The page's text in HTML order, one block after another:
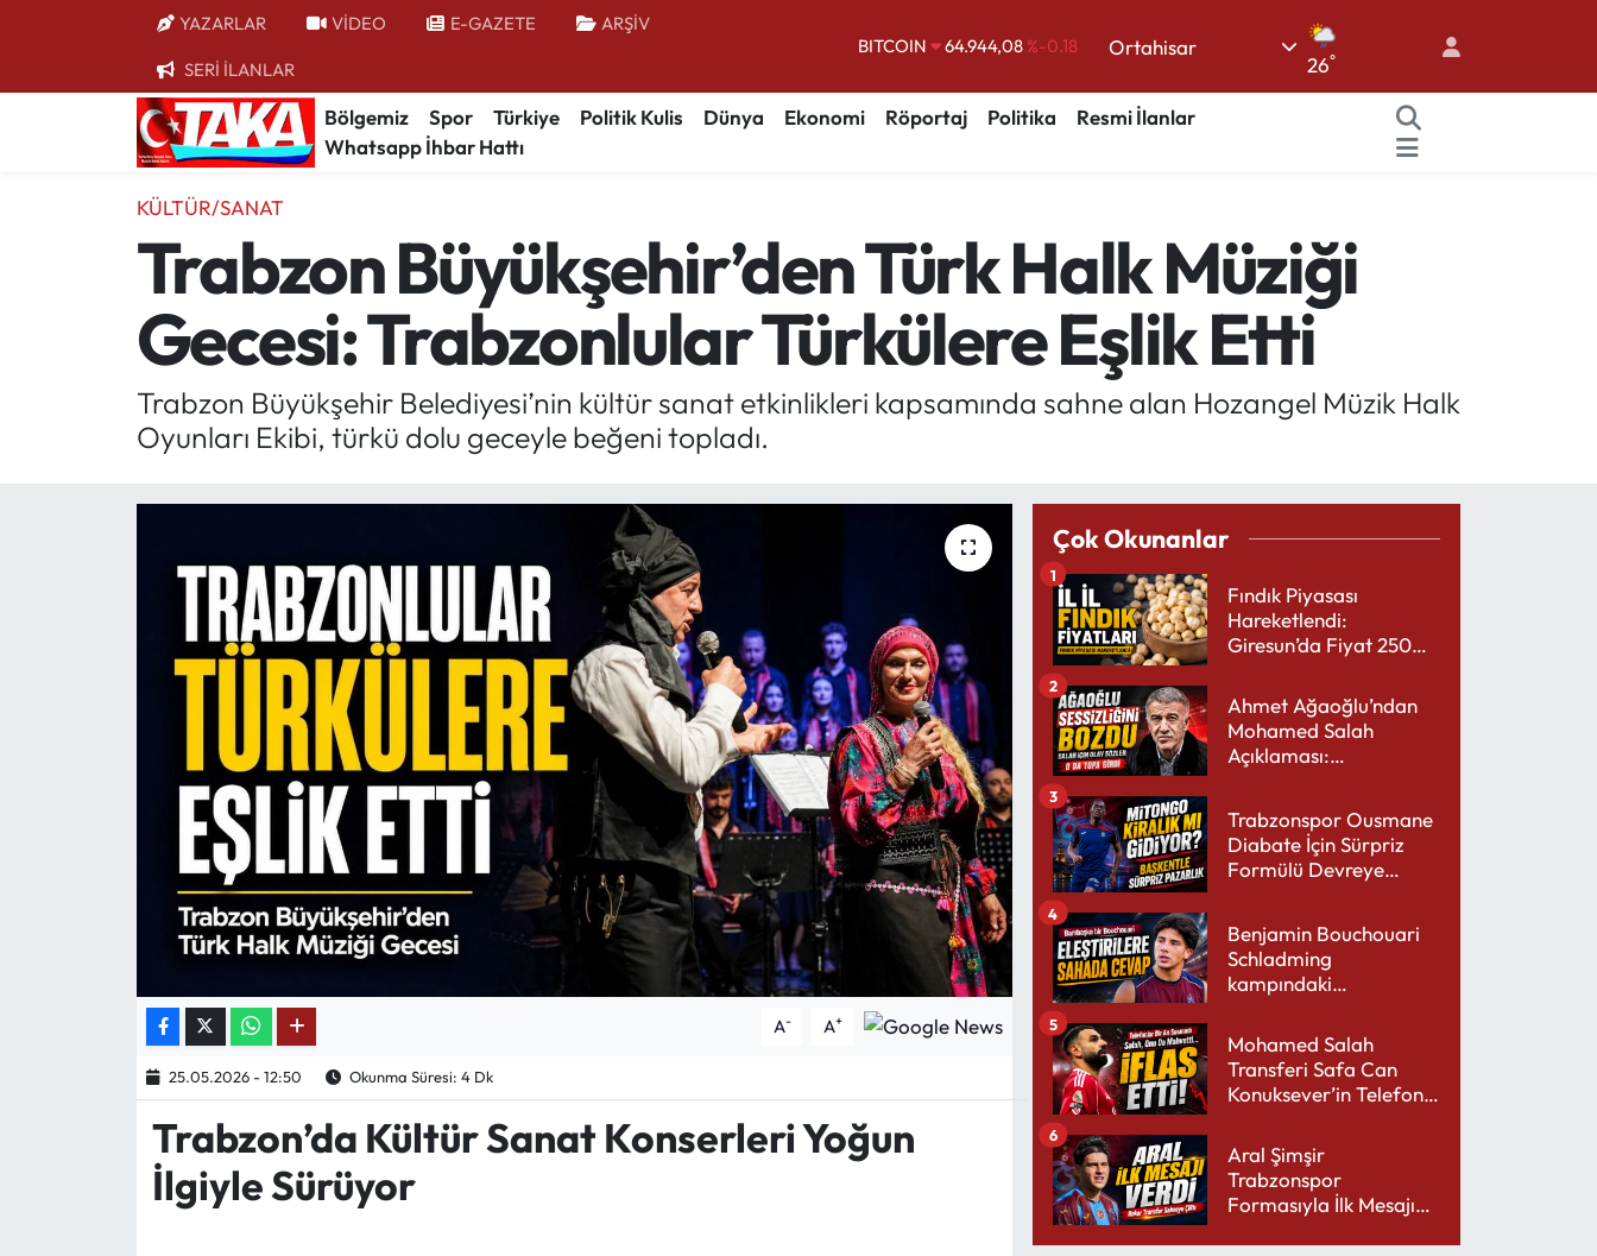
YAZARLAR VİDEO E-GAZETE ARŞİV
SERİ İLANLAR
DOLAR 47,7436%0.18
EURO
55,2510%0.32
STERLİN
64,4811%0.38
BITCOIN
64.944,08 %-0.18
Ortahisar
26°
Bölgemiz Spor Türkiye Politik Kulis Dünya Ekonomi Röportaj Politika
Resmi İlanlar
Whatsapp İhbar Hattı
KÜLTÜR/SANAT
Trabzon Büyükşehir’den Türk Halk Müziği
Gecesi: Trabzonlular Türkülere Eşlik Etti
Trabzon Büyükşehir Belediyesi’nin kültür sanat etkinlikleri kapsamında sahne alan Hozangel Müzik Halk
Oyunları Ekibi, türkü dolu geceyle beğeni topladı.
A- A+
25.05.2026 - 12:50 Okunma Süresi: 4 Dk
Trabzon’da Kültür Sanat Konserleri Yoğun
İlgiyle Sürüyor
Çok Okunanlar
Fındık Piyasası
Hareketlendi:
Giresun’da Fiyat 250
1
Ahmet Ağaoğlu’ndan
Mohamed Salah
Açıklaması:
2
Trabzonspor Ousmane
Diabate İçin Sürpriz
Formülü Devreye
3
Benjamin Bouchouari
Schladming
kampındaki
4
Mohamed Salah
Transferi Safa Can
Konuksever’in Telefon
5
Aral Şimşir
Trabzonspor
Formasıyla İlk Mesajını
6
Bölgemiz
Kültür/Sanat
Politik Kulis
Mektup Galeri
Karikatür Galeri
ASTROLOJİ
Spor Yazıları
Trabzon Nöbetçi Eczaneler
Trabzon Hava Durumu
Trabzon Trafik Yoğunluk Haritası
Süper Lig Puan Durumu ve Fikstür
Tüm Manşetler
Son Dakika Haberleri
Haber Arşivi